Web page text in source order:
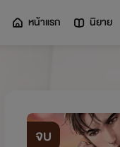
หน้าแรก นิยาย
จบ